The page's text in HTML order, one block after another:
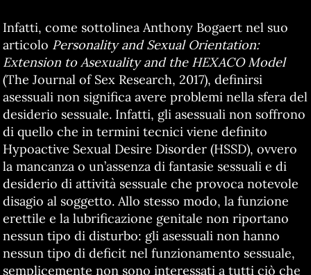
Infatti, come sottolinea Anthony Bogaert nel suo
articolo Personality and Sexual Orientation:
Extension to Asexuality and the HEXACO Model
(The Journal of Sex Research, 2017), definirsi
asessuali non significa avere problemi nella sfera del
desiderio sessuale. Infatti, gli asessuali non soffrono
di quello che in termini tecnici viene definito
Hypoactive Sexual Desire Disorder (HSSD), ovvero
la mancanza o un’assenza di fantasie sessuali e di
desiderio di attività sessuale che provoca notevole
disagio al soggetto. Allo stesso modo, la funzione
erettile e la lubrificazione genitale non riportano
nessun tipo di disturbo: gli asessuali non hanno
nessun tipo di deficit nel funzionamento sessuale,
semplicemente non sono interessati a tutti ciò che